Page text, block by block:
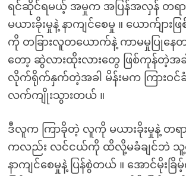
ရင်ဆိုင်ရမယ့် အမှုက အပြန်အလှန် တရ
မယားခိုးမှုနဲ့ နာကျင်စေမှု ။ ယောက်ျား
ကို တခြားလူတယောက်နဲ့ ကာမမှုပြုနေ
တော့ ဆွဲလားထိုးလားတွေ ဖြစ်ကုန်တဲ့အ
လိုက်ရိုက်နှက်တဲ့အခါ မိန်းမက ကြားဝ
လက်ကျိုးသွားတယ် ။
ဒီလူက ကြာခိုတဲ့ လူကို မယားခိုးမှုနဲ့ တရာ
ကလည်း လင်ငယ်ကို ထိလို့မခံချင်ဘဲ သူ့
နာကျင်စေမှုနဲ့ ပြန်စွဲတယ် ။ အောင်မိုးခြိ